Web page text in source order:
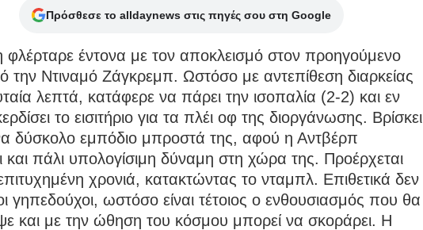
Πρόσθεσε το alldaynews στις πηγές σου στη Google
έντονα με τον αποκλεισμό στον προηγούμενο
την Ντιναμό Ζάγκρεμπ. Ωστόσο με αντεπίθεση διαρκείας
λεπτά, κατάφερε να πάρει την ισοπαλία (2-2) και εν
το εισιτήριο για τα πλέι οφ της διοργάνωσης. Βρίσκει
δύσκολο εμπόδιο μπροστά της, αφού η Αντβέρπ
και πάλι υπολογίσιμη δύναμη στη χώρα της. Προέρχεται
χρονιά, κατακτώντας το νταμπλ. Επιθετικά δεν
γηπεδούχοι, ωστόσο είναι τέτοιος ο ενθουσιασμός που θα
και με την ώθηση του κόσμου μπορεί να σκοράρει. Η